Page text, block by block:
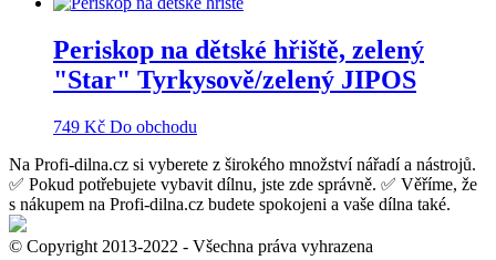
Periskop na dětské hřiště, zelený
"Star" Tyrkysově/zelený JIPOS
749 Kč Do obchodu
Na Profi-dilna.cz si vyberete z širokého množství nářadí a nástrojů.
✅ Pokud potřebujete vybavit dílnu, jste zde správně. ✅ Věříme, že
s nákupem na Profi-dilna.cz budete spokojeni a vaše dílna také.
© Copyright 2013-2022 - Všechna práva vyhrazena